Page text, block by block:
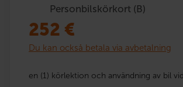
Personbilskörkort (B)
252 €
Du kan också betala via avbetalning
en (1) körlektion och användning av bil